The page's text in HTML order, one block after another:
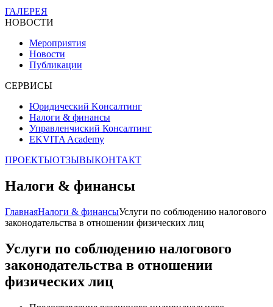
ГАЛЕРЕЯ
НОВОСТИ
Мероприятия
Новости
Публикации
СЕРВИСЫ
Юридический Kонсалтинг
Налоги & финансы
Управленчиский Консалтинг
EKVITA Academy
ПРОЕКТЫОТЗЫВЫКОНТАКТ
Налоги & финансы
ГлавнаяНалоги & финансыУслуги по соблюдению налогового
законодательства в отношении физических лиц
Услуги по соблюдению налогового
законодательства в отношении
физических лиц